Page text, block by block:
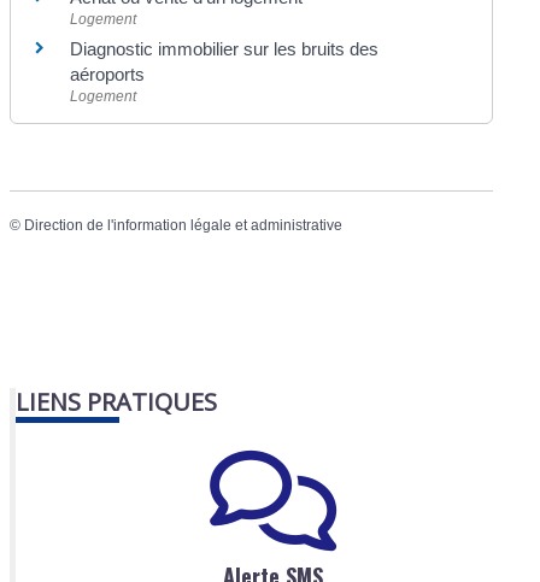
Logement
Diagnostic immobilier sur les bruits des
aéroports
Logement
© Direction de l'information légale et administrative
LIENS PRATIQUES